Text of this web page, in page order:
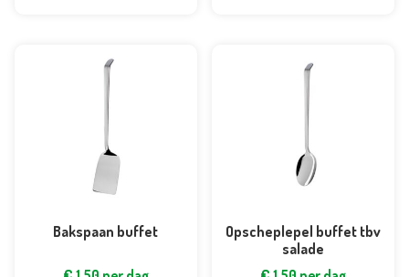
Bakspaan buffet
Opscheplepel buffet tbv
salade